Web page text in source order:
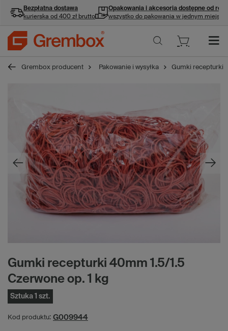
Bezpłatna dostawa
kurierska od 400 zł brutto
Opakowania i akcesoria dostępne od ręki
wszystko do pakowania w jednym miejscu
Grembox producent Pakowanie i wysyłka Gumki recepturki
Gumki recepturki 40mm 1.5/1.5
Czerwone op. 1 kg
Sztuka 1 szt.
Kod produktu: G009944